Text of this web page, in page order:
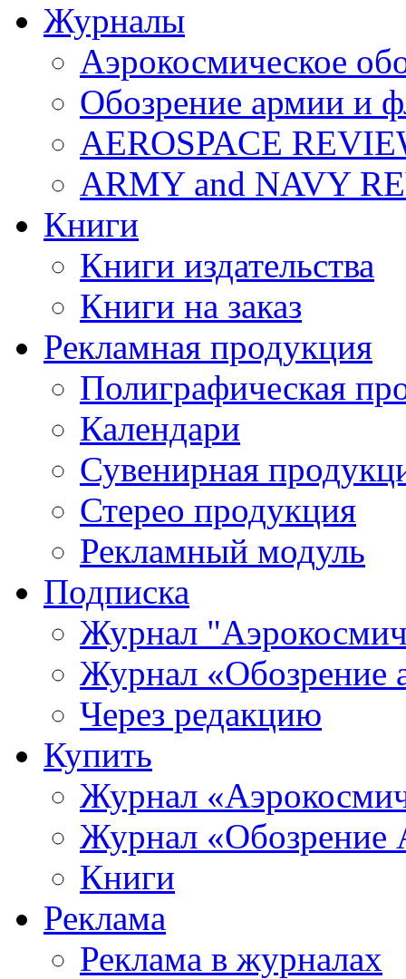
Журналы
Аэрокосмическое
Обозрение армии и
AEROSPACE
ARMY and NAVY
Книги
Книги издательства
Книги на заказ
Рекламная продукция
Полиграфическая
Календари
Сувенирная
Стерео продукция
Рекламный модуль
Подписка
Журнал
Журнал «Обозрение
Через редакцию
Купить
Журнал
Журнал «Обозрение
Книги
Реклама
Реклама в журналах